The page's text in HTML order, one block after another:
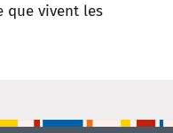
que vivent les